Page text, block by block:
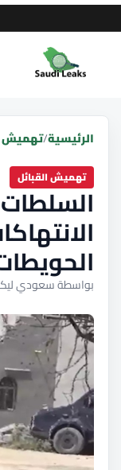
الرئيسية/تهميش
تهميش القبائل
بواسطة سعودي